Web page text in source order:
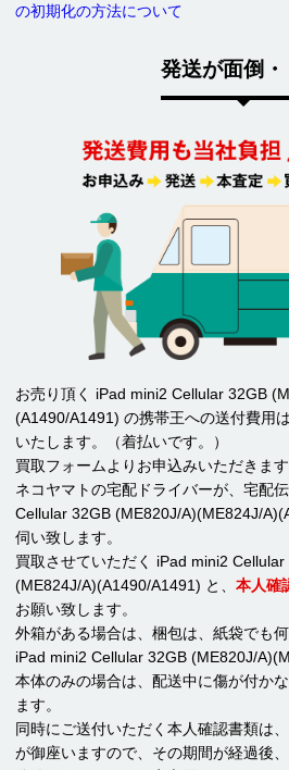
の初期化の方法について
発送が面倒・
お売り頂く iPad mini2 Cellular 32GB
(A1490/A1491) の携帯王への送付費用
いたします。（着払いです。）
買取フォームよりお申込みいただきま
ネコヤマトの宅配ドライバーが、宅配
Cellular 32GB (ME820J/A)(ME824J/
伺い致します。
買取させていただく iPad mini2
(ME824J/A)(A1490/A1491) と、 本人確
お願い致します。
外箱がある場合は、梱包は、紙袋でも何
iPad mini2 Cellular 32GB (ME820J/
本体のみの場合は、配送中に傷が付か
ます。
同時にご送付いただく本人確認書類は
が御座いますので、その期間が経過後